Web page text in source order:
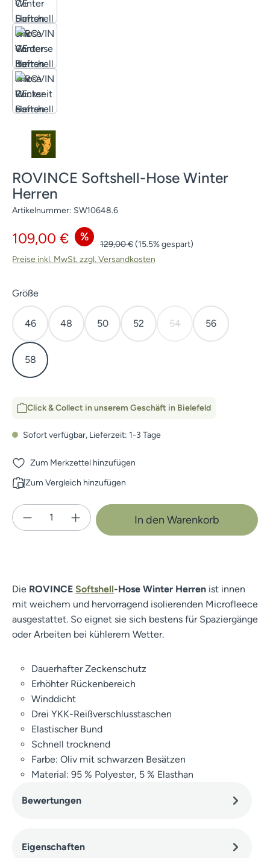
ROVINCE Softshell-Hose Winter
Herren
Artikelnummer: SW10648.6
Verkaufspreis:
109,00 € %
Regulärer Preis:
129,00 €(15.5% gespart)
Preise inkl. MwSt. zzgl. Versandkosten
Größeauswählen
46 48 50 52 54
(Diese Option ist zurzeit
56
58
Click & Collect in unserem Geschäft in Bielefeld
Sofort verfügbar, Lieferzeit: 1-3 Tage
Zum Merkzettel hinzufügen
Zum Vergleich hinzufügen
Produkt Anzahl: Gib den gewünschten
In den Warenkorb
Die ROVINCE Softshell-Hose Winter Herren ist innen
mit weichem und hervorragend isolierenden Microfleece
ausgestattet. So eignet sie sich bestens für Spaziergänge
oder Arbeiten bei kühlerem Wetter.
Dauerhafter Zeckenschutz
Erhöhter Rückenbereich
Winddicht
Drei YKK-Reißverschlusstaschen
Elastischer Bund
Schnell trocknend
Farbe: Oliv mit schwarzen Besätzen
Material: 95 % Polyester, 5 % Elasthan
Bewertungen
Eigenschaften